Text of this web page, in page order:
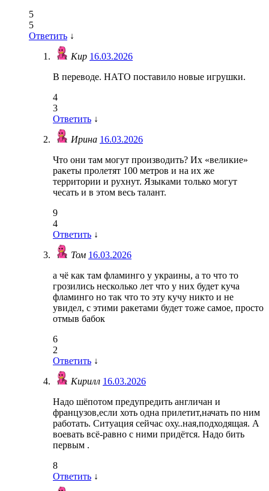
5
5
Ответить ↓
Кир 16.03.2026
В переводе. НАТО поставило новые игрушки.
4
3
Ответить ↓
Ирина 16.03.2026
Что они там могут производить? Их «великие»
ракеты пролетят 100 метров и на их же
территории и рухнут. Языками только могут
чесать и в этом весь талант.
9
4
Ответить ↓
Том 16.03.2026
а чё как там фламинго у украины, а то что то
грозились несколько лет что у них будет куча
фламинго но так что то эту кучу никто и не
увидел, с этими ракетами будет тоже самое, просто
отмыв бабок
6
2
Ответить ↓
Кирилл 16.03.2026
Надо шёпотом предупредить англичан и
французов,если хоть одна прилетит,начать по ним
работать. Ситуация сейчас оху..ная,подходящая. А
воевать всё-равно с ними придётся. Надо бить
первым .
8
Ответить ↓